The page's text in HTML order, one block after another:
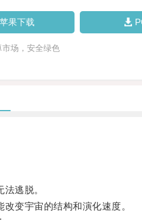
苹果下载
市场，安全绿色
逃脱。
变宇宙的结构和演化速度。